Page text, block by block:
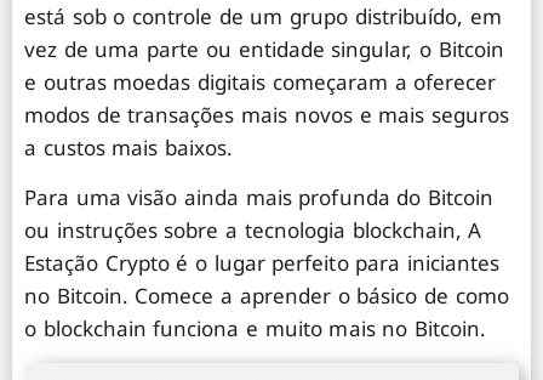
está sob o controle de um grupo distribuído, em
vez de uma parte ou entidade singular, o Bitcoin
e outras moedas digitais começaram a oferecer
modos de transações mais novos e mais seguros
a custos mais baixos.
Para uma visão ainda mais profunda do Bitcoin
ou instruções sobre a tecnologia blockchain, A
Estação Crypto é o lugar perfeito para iniciantes
no Bitcoin. Comece a aprender o básico de como
o blockchain funciona e muito mais no Bitcoin.